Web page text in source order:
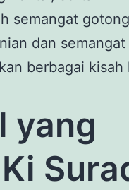
semangat gotong
dan semangat
berbagai kisah
yang